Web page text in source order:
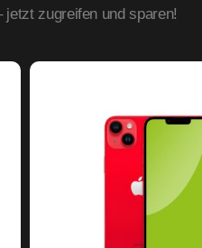
zugreifen und sparen!